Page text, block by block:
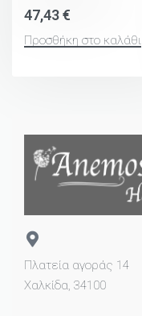
47,43€
Προσθήκη στο καλάθι
Πλατεία αγοράς 14
Χαλκίδα, 34100